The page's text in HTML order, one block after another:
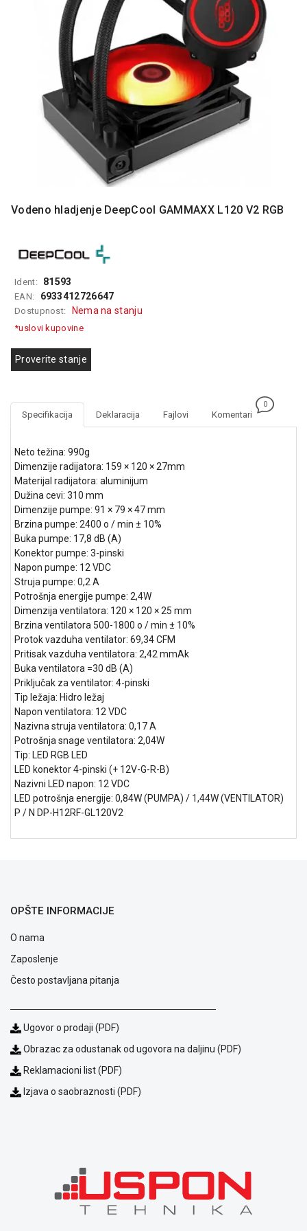
TELEFONI
TELA
KOMPONENTE
RAČUNARSKE
PERIFERIJE
GAMING
EELEKTRO
ZAŠTITA
SISTEMI
ŠTAMPAČI,
SKENERI I
FOTOKOPIRI
FOTOAPARATI
I KAMERE
GPS
NAVIGACIJE
VIDEO
NADZOR I
SIGURNOSNA
OPREMA
KABLOVI I
ADAPTERI
KANCELARIJSKI
MATERIJAL
SVE
ZA
KUĆU
ŠKOLSKI
FITNES
ALAT I
OUTLET
IGRAČKE
Vodeno hladjenje DeepCool GAMMAXX L120 V2 RGB
Ident: 81593
EAN: 6933412726647
Dostupnost: Nema na stanju
*uslovi kupovine
Proverite stanje
Specifikacija Deklaracija Fajlovi Komentari
0
Neto težina: 990g
Dimenzije radijatora: 159 × 120 × 27mm
Materijal radijatora: aluminijum
Dužina cevi: 310 mm
Dimenzije pumpe: 91 × 79 × 47 mm
Brzina pumpe: 2400 o / min ± 10%
Buka pumpe: 17,8 dB (A)
Konektor pumpe: 3-pinski
Napon pumpe: 12 VDC
Struja pumpe: 0,2 A
Potrošnja energije pumpe: 2,4W
Dimenzija ventilatora: 120 × 120 × 25 mm
Brzina ventilatora 500-1800 o / min ± 10%
Protok vazduha ventilator: 69,34 CFM
Pritisak vazduha ventilatora: 2,42 mmAk
Buka ventilatora =30 dB (A)
Priključak za ventilator: 4-pinski
Tip ležaja: Hidro ležaj
Napon ventilatora: 12 VDC
Nazivna struja ventilatora: 0,17 A
Potrošnja snage ventilatora: 2,04W
Tip: LED RGB LED
LED konektor 4-pinski (+ 12V-G-R-B)
Nazivni LED napon: 12 VDC
LED potrošnja energije: 0,84W (PUMPA) / 1,44W (VENTILATOR)
P / N DP-H12RF-GL120V2
OPŠTE INFORMACIJE
O nama
Zaposlenje
Često postavljana pitanja
Ugovor o prodaji (PDF)
Obrazac za odustanak od ugovora na daljinu (PDF)
Reklamacioni list (PDF)
Izjava o saobraznosti (PDF)